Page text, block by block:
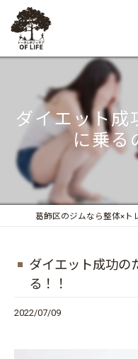
ダイエット成
に乗る
ダイエット成功の
る！！
2022/07/09